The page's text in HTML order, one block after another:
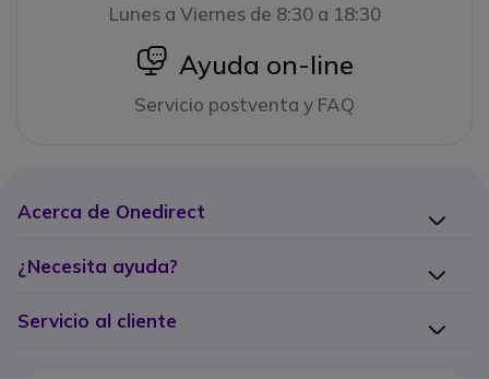
Lunes a Viernes de 8:30 a 18:30
icon
Ayuda on-line
Servicio postventa y FAQ
Acerca de Onedirect
¿Necesita ayuda?
Servicio al cliente